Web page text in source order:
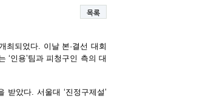
목록
최되었다. 이날 본·결선 대회
‘인용’팀과 피청구인 측의 대
받았다.서울대‘진정구제설’